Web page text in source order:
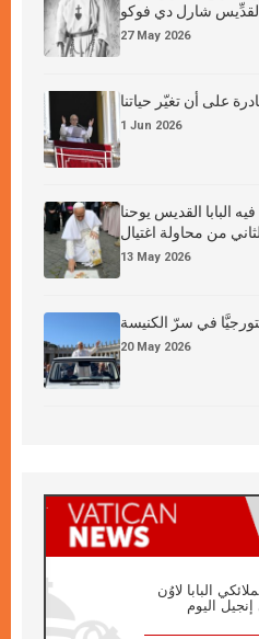
شارل دي فوكو
27 May 2026
على أن تغيّر حياتنا
1 Jun 2026
البابا القديس يوحنا
من محاولة اغتيال
13 May 2026
في سرّ الكنيسة
20 May 2026
البابا لاوُن
اليوم